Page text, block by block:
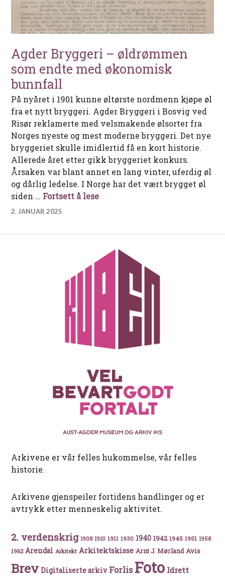
Agder Bryggeri – øldrømmen
som endte med økonomisk
bunnfall
På nyåret i 1901 kunne øltørste nordmenn kjøpe øl
fra et nytt bryggeri. Agder Bryggeri i Bosvig ved
Risør reklamerte med velsmakende ølsorter fra
Norges nyeste og mest moderne bryggeri. Det nye
bryggeriet skulle imidlertid få en kort historie.
Allerede året etter gikk bryggeriet konkurs.
Årsaken var blant annet en lang vinter, uferdig øl
og dårlig ledelse. I Norge har det vært brygget øl
siden … Fortsett å leseAgder Bryggeri – øldrømmen
2. JANUAR 2025
Arkivene er vår felles hukommelse, vår felles
historie.
Arkivene gjenspeiler fortidens handlinger og er
avtrykk etter menneskelig aktivitet.
2. verdenskrig 1908 1910 1911 1930 1940 1942 1945 1951 1958
1962 Arendal Arkitekt Arkitektskisse Arnt J. Mørland Avis
Brev Digitaliserte arkiv Forlis Foto Idrett